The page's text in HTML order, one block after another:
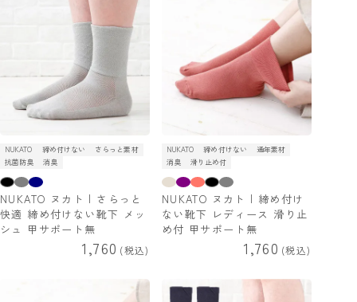
NUKATO 締め付けない
さらっと素材
抗菌防臭
消臭
NUKATO ヌカト | さらっと
快適 締め付けない靴下 メッ
シュ 甲サポート無
1,760 税込
NUKATO 締め付けない
通年素材
消臭
滑り止め付
NUKATO ヌカト | 締め付け
ない靴下 レディース 滑り止
め付 甲サポート無
1,760 税込